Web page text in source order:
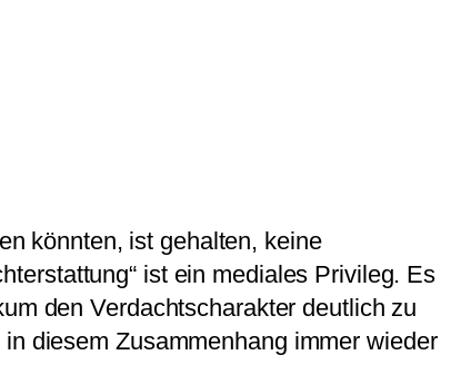
könnten, ist gehalten, keine
ist ein mediales Privileg. Es
den Verdachtscharakter deutlich zu
diesem Zusammenhang immer wieder